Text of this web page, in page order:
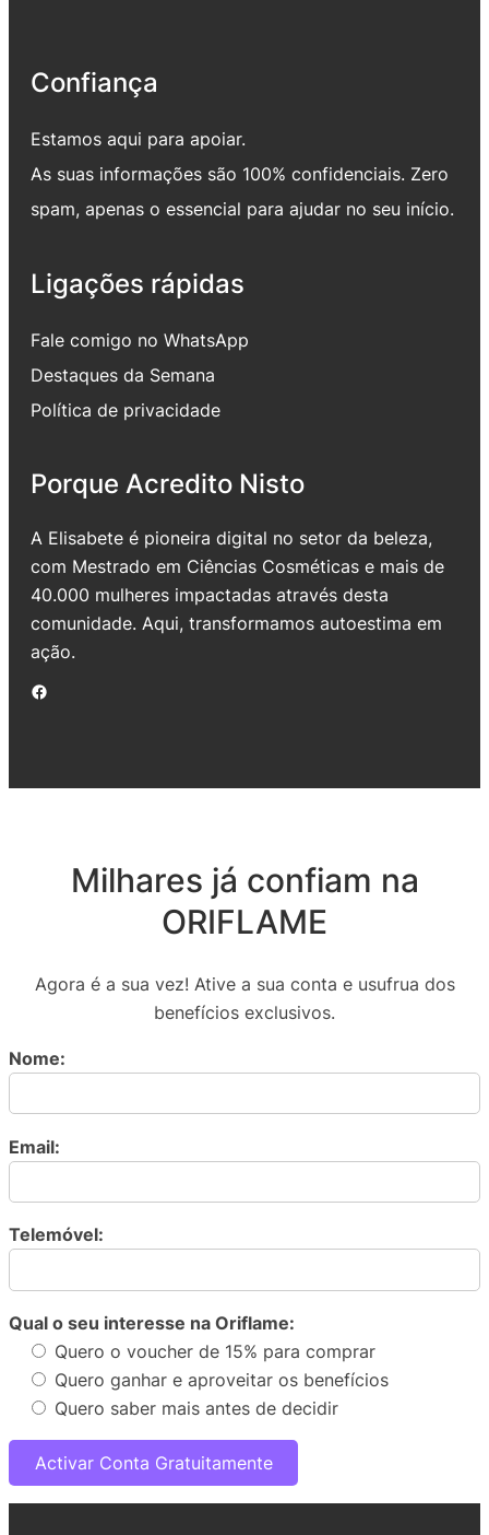
Confiança
Estamos aqui para apoiar.
As suas informações são 100% confidenciais. Zero
spam, apenas o essencial para ajudar no seu início.
Ligações rápidas
Fale comigo no WhatsApp
Destaques da Semana
Política de privacidade
Porque Acredito Nisto
A Elisabete é pioneira digital no setor da beleza,
com Mestrado em Ciências Cosméticas e mais de
40.000 mulheres impactadas através desta
comunidade. Aqui, transformamos autoestima em
ação.
Facebook
Milhares já confiam na
ORIFLAME
Agora é a sua vez! Ative a sua conta e usufrua dos
benefícios exclusivos.
Nome:
Email:
Telemóvel:
Qual o seu interesse na Oriflame:
Quero o voucher de 15% para comprar
Quero ganhar e aproveitar os benefícios
Quero saber mais antes de decidir